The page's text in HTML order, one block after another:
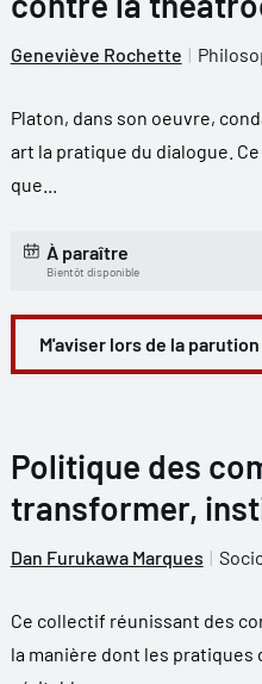
Geneviève Rochette
Platon, dans son oeuvre,
art la pratique du dialogue.
que...
À paraître
Bientôt disponible
M'aviser lors de la parution
Politique des
transformer,
Dan Furukawa Marques
Ce collectif réunissant des
la manière dont les